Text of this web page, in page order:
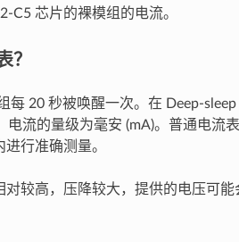
C5 芯片的裸模组的电流。
？
每 20 秒被唤醒一次。在 Deep-
电流的量级为毫安 (mA)。普通电流
行准确测量。
对较高，压降较大，提供的电压可